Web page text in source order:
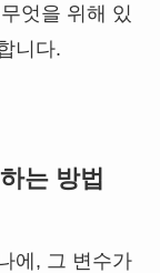
엇을 위해 있
니다.
는 방법
에, 그 변수가